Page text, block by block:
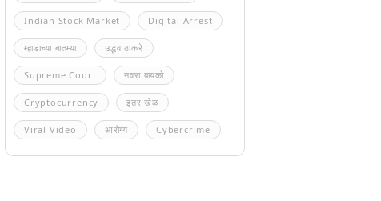
Indian Stock Market Digital Arrest
म्हाडाच्या बातम्या उद्धव ठाकरे
Supreme Court नवरा बायको
Cryptocurrency इतर खेळ
Viral Video आरोग्य Cybercrime